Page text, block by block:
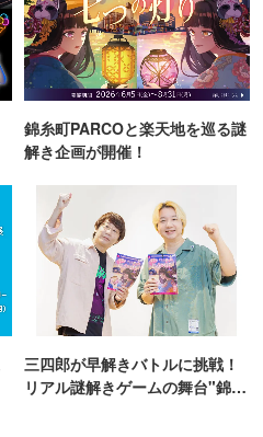
錦糸町PARCOと楽天地を巡る謎
解き企画が開催！
三四郎が早解きバトルに挑戦！
リアル謎解きゲームの舞台"錦糸